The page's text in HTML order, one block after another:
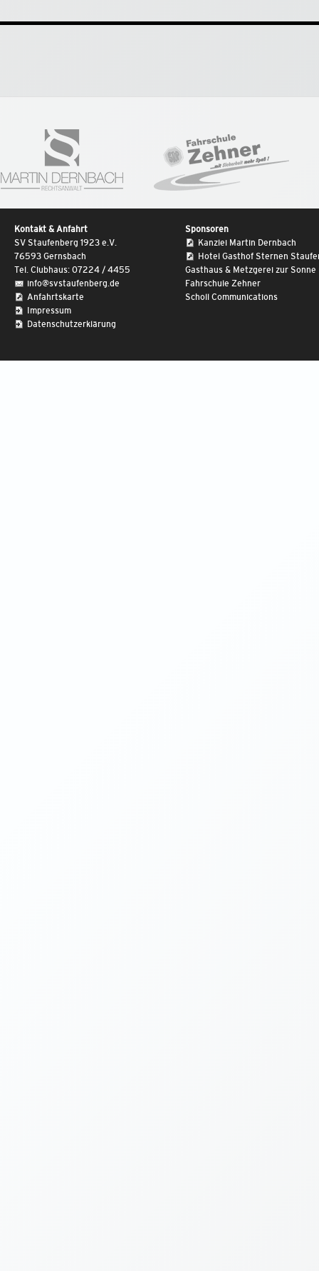
Kontakt & Anfahrt
SV Staufenberg 1923 e.V.
76593 Gernsbach
Tel. Clubhaus: 07224 / 4455
info@svstaufenberg.de
Anfahrtskarte
Impressum
Datenschutzerklärung
Sponsoren
Kanzlei Martin Dernbach
Hotel Gasthof Sternen
Gasthaus & Metzgerei zur Sonne
Fahrschule Zehner
Scholl Communications